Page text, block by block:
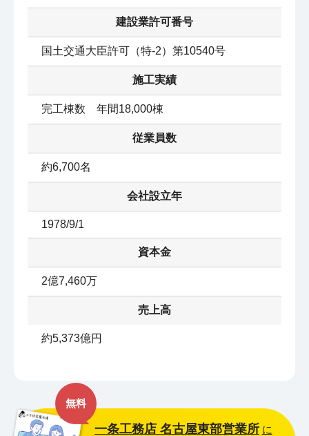
建設業許可番号
国土交通大臣許可（特-2）第10540号
施工実績
完工棟数　年間18,000棟
従業員数
約6,700名
会社設立年
1978/9/1
資本金
2億7,460万
売上高
約5,373億円
無料
一条工務店 名古屋東部営業所 に